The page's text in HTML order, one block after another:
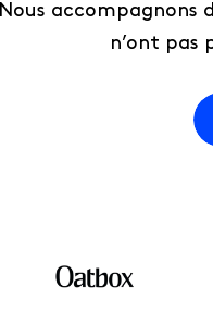
Nous accompagnons
n’ont pas